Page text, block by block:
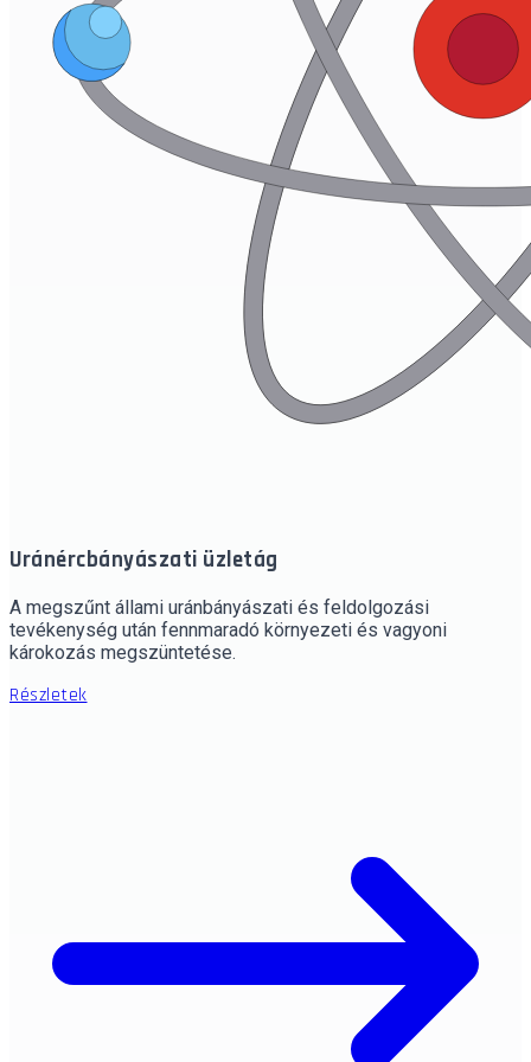
Uránércbányászati üzletág
A megszűnt állami uránbányászati és feldolgozási
tevékenység után fennmaradó környezeti és vagyoni
károkozás megszüntetése.
Részletek